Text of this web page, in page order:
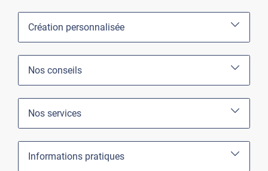
Création personnalisée
Nos conseils
Nos services
Informations pratiques